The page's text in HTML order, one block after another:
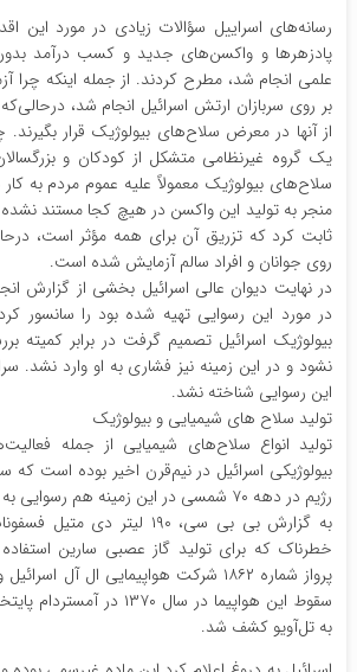
رسانه‌های اسراییل سؤالات زیادی در مورد این
پادزهرها و واکسن‌های جدید و کسب درآمد بدون
علمی انجام شد، مطرح کردند. از جمله اینکه چرا
بر روی سربازان ارتش اسرائیل انجام شد،
از آنها در معرض سلاح‌های بیولوژیک قرار
یک گروه غیرنظامی متشکل از کودکان و
سلاح‌های بیولوژیک معمولاً علیه عموم مردم به
منجر به تولید این واکسن در هیچ کجا مستند
ثابت کرد که تزریق آن برای همه مؤثر است،
روی جوانان و افراد سالم آزمایش شده است.
در نهایت دیوان عالی اسرائیل بخشی از گزارش
در مورد این رسوایی تهیه شده بود را سانسور
بیولوژیک اسرائیل تصمیم گرفت در برابر کمیته
نشود و در این زمینه نیز فشاری به او وارد
این رسوایی شناخته نشد.
تولید سلاح های شیمیایی و بیولوژیک
تولید انواع سلاح‌های شیمیایی از جمله
بیولوژیکی اسرائیل در نیم‌قرن اخیر بوده است
رژیم در دهه ۷۰ شمسی در این زمینه هم رسوایی به بار آورد.
به گزارش بی بی سی، ۱۹۰ لیتر
خطرناک که برای تولید گاز عصبی سارین
پرواز شماره ۱۸۶۲ شرکت هواپیمایی ال
سقوط این هواپیما در سال
به تل‌آویو کشف شد.